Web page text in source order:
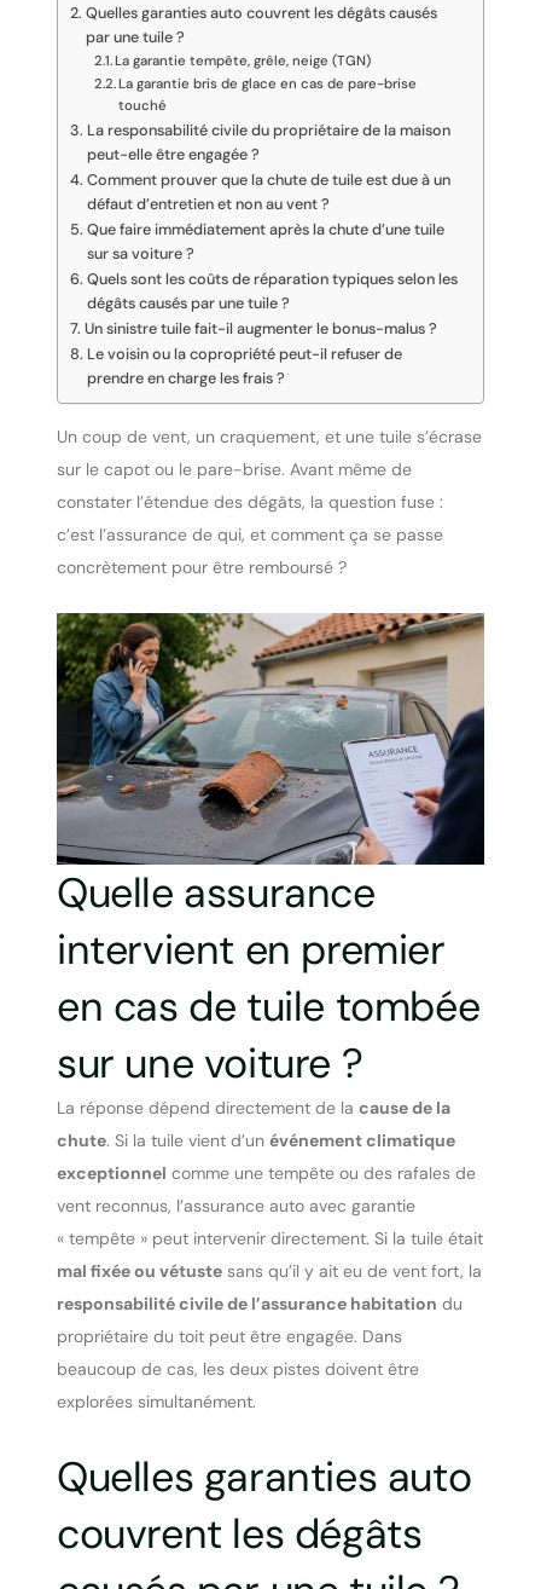
Quelles garanties auto couvrent les dégâts causés
par une tuile ?
La garantie tempête, grêle, neige (TGN)
La garantie bris de glace en cas de pare-brise
touché
La responsabilité civile du propriétaire de la maison
peut-elle être engagée ?
Comment prouver que la chute de tuile est due à un
défaut d’entretien et non au vent ?
Que faire immédiatement après la chute d’une tuile
sur sa voiture ?
Quels sont les coûts de réparation typiques selon les
dégâts causés par une tuile ?
Un sinistre tuile fait-il augmenter le bonus-malus ?
Le voisin ou la copropriété peut-il refuser de
prendre en charge les frais ?
Un coup de vent, un craquement, et une tuile s’écrase
sur le capot ou le pare-brise. Avant même de
constater l’étendue des dégâts, la question fuse :
c’est l’assurance de qui, et comment ça se passe
concrètement pour être remboursé ?
Quelle assurance
intervient en premier
en cas de tuile tombée
sur une voiture ?
La réponse dépend directement de la cause de la
chute. Si la tuile vient d’un événement climatique
exceptionnel comme une tempête ou des rafales de
vent reconnus, l’assurance auto avec garantie
« tempête » peut intervenir directement. Si la tuile était
mal fixée ou vétuste sans qu’il y ait eu de vent fort, la
responsabilité civile de l’assurance habitation du
propriétaire du toit peut être engagée. Dans
beaucoup de cas, les deux pistes doivent être
explorées simultanément.
Quelles garanties auto
couvrent les dégâts